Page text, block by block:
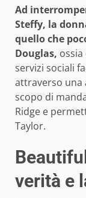
Ad
Steffy, la
quello che
Douglas,
servizi sociali
attraverso una
scopo di
Ridge e
Taylor.
verità e